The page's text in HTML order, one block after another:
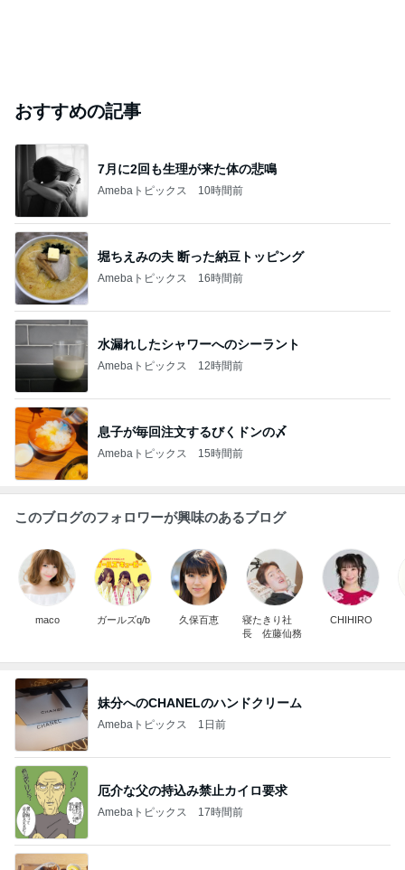
おすすめの記事
7月に2回も生理が来た体の悲鳴
Amebaトピックス 10時間前
堀ちえみの夫 断った納豆トッピング
Amebaトピックス 16時間前
水漏れしたシャワーへのシーラント
Amebaトピックス 12時間前
息子が毎回注文するびくドンの〆
Amebaトピックス 15時間前
このブログのフォロワーが興味のあるブログ
maco ガールズq/b 久保百恵
寝たきり社
長 佐藤仙務
CHIHIRO
妹分へのCHANELのハンドクリーム
Amebaトピックス 1日前
厄介な父の持込み禁止カイロ要求
Amebaトピックス 17時間前